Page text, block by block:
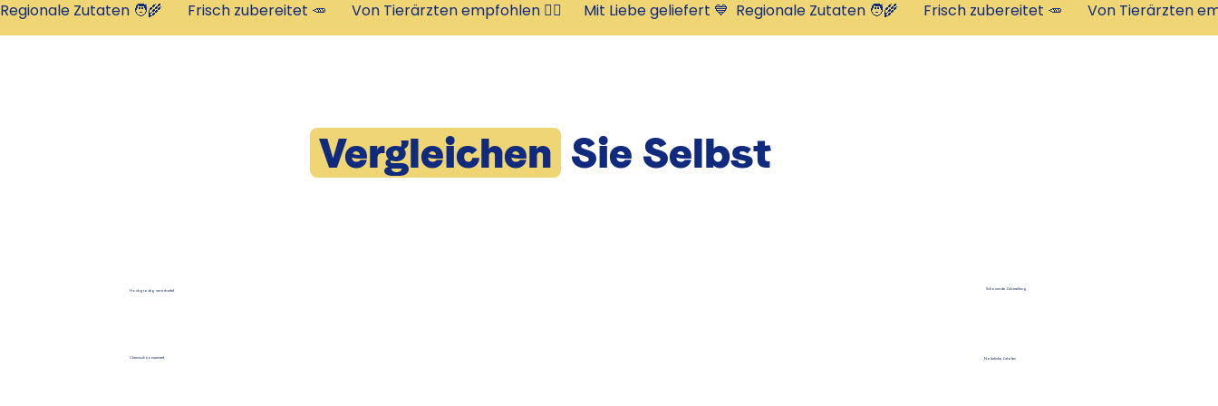
Regionale Zutaten 🧑‍🌾       Frisch zubereitet 🥕       Von Tierärzten empfohlen 👩‍⚕️      Mit Liebe geliefert 💙
Vergleichen Sie Selbst
Hochgradig verarbeitet
Chemisch konserviert
Schonende Zubereitung
Natürliche Zutaten